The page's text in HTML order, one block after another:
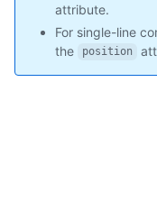
"body": "Great
"created_at":
"updated_at": "2011-
"html_url":
attribute.
For single-line
the
position